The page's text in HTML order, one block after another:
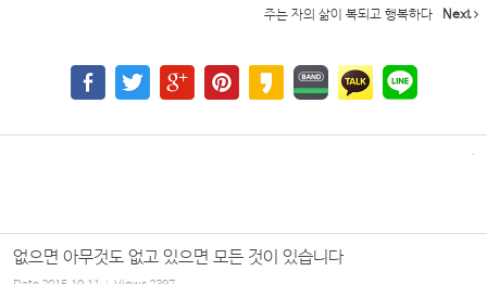
주는 자의 삶이 복되고 행복하다 Next
없으면 아무것도 없고 있으면 모든 것이 있습니다